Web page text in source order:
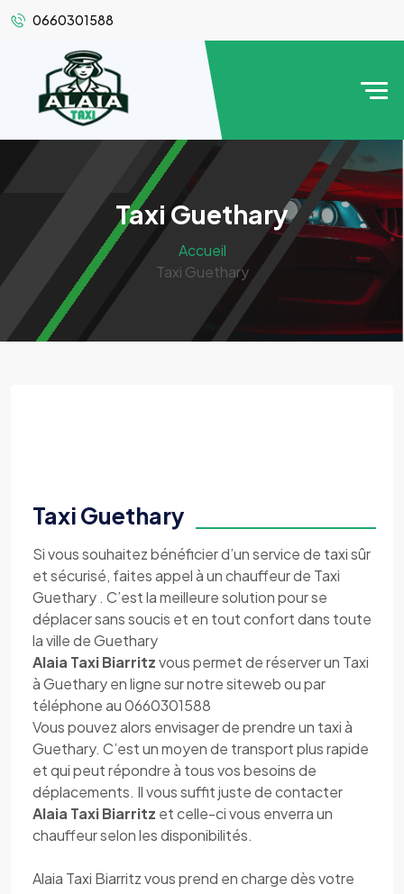
0660301588
Taxi Guethary
Accueil
Taxi Guethary
Taxi Guethary
Si vous souhaitez bénéficier d’un service de taxi sûr
et sécurisé, faites appel à un chauffeur de Taxi
Guethary . C’est la meilleure solution pour se
déplacer sans soucis et en tout confort dans toute
la ville de Guethary
Alaia Taxi Biarritzvous permet de réserver un Taxi
à Guethary en ligne sur notre siteweb ou par
téléphone au 0660301588
Vous pouvez alors envisager de prendre un taxi à
Guethary. C’est un moyen de transport plus rapide
et qui peut répondre à tous vos besoins de
déplacements. Il vous suffit juste de contacter
Alaia Taxi Biarritz et celle-ci vous enverra un
chauffeur selon les disponibilités.
Alaia Taxi Biarritz vous prend en charge dès votre